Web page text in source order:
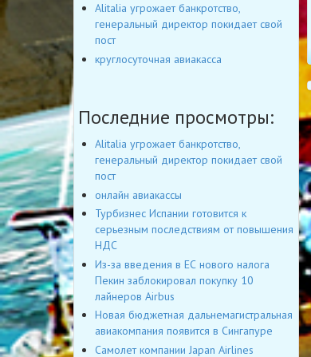
Alitalia угрожает банкротство,
генеральный директор покидает свой
пост
круглосуточная авиакасса
Последние просмотры:
Alitalia угрожает банкротство,
генеральный директор покидает свой
пост
онлайн авиакассы
Турбизнес Испании готовится к
серьезным последствиям от повышения
НДС
Из-за введения в ЕС нового налога
Пекин заблокировал покупку 10
лайнеров Airbus
Новая бюджетная дальнемагистральная
авиакомпания появится в Сингапуре
Самолет компании Japan Airlines